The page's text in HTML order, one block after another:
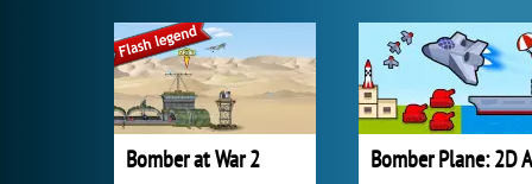
Bomber at War 2